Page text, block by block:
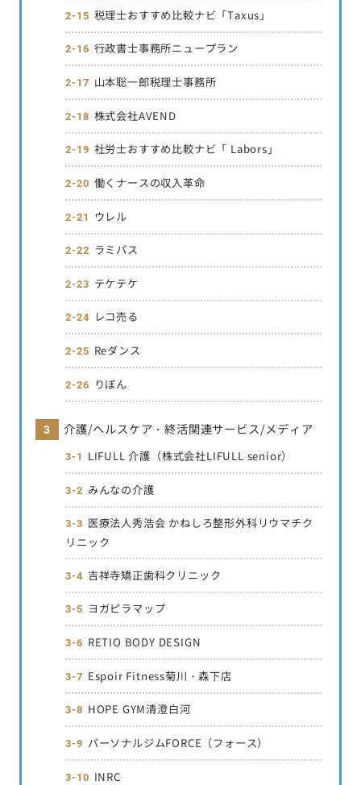
税理士おすすめ比較ナビ「Taxus」
行政書士事務所ニュープラン
山本聡一郎税理士事務所
株式会社AVEND
社労士おすすめ比較ナビ「 Labors」
働くナースの収入革命
ウレル
ラミパス
テケテケ
レコ売る
Reダンス
りぼん
介護/ヘルスケア・終活関連サービス/メディア
LIFULL 介護（株式会社LIFULL senior）
みんなの介護
医療法人秀浩会 かねしろ整形外科リウマチク
リニック
吉祥寺矯正歯科クリニック
ヨガピラマップ
RETIO BODY DESIGN
Espoir Fitness菊川・森下店
HOPE GYM清澄白河
パーソナルジムFORCE（フォース）
INRC